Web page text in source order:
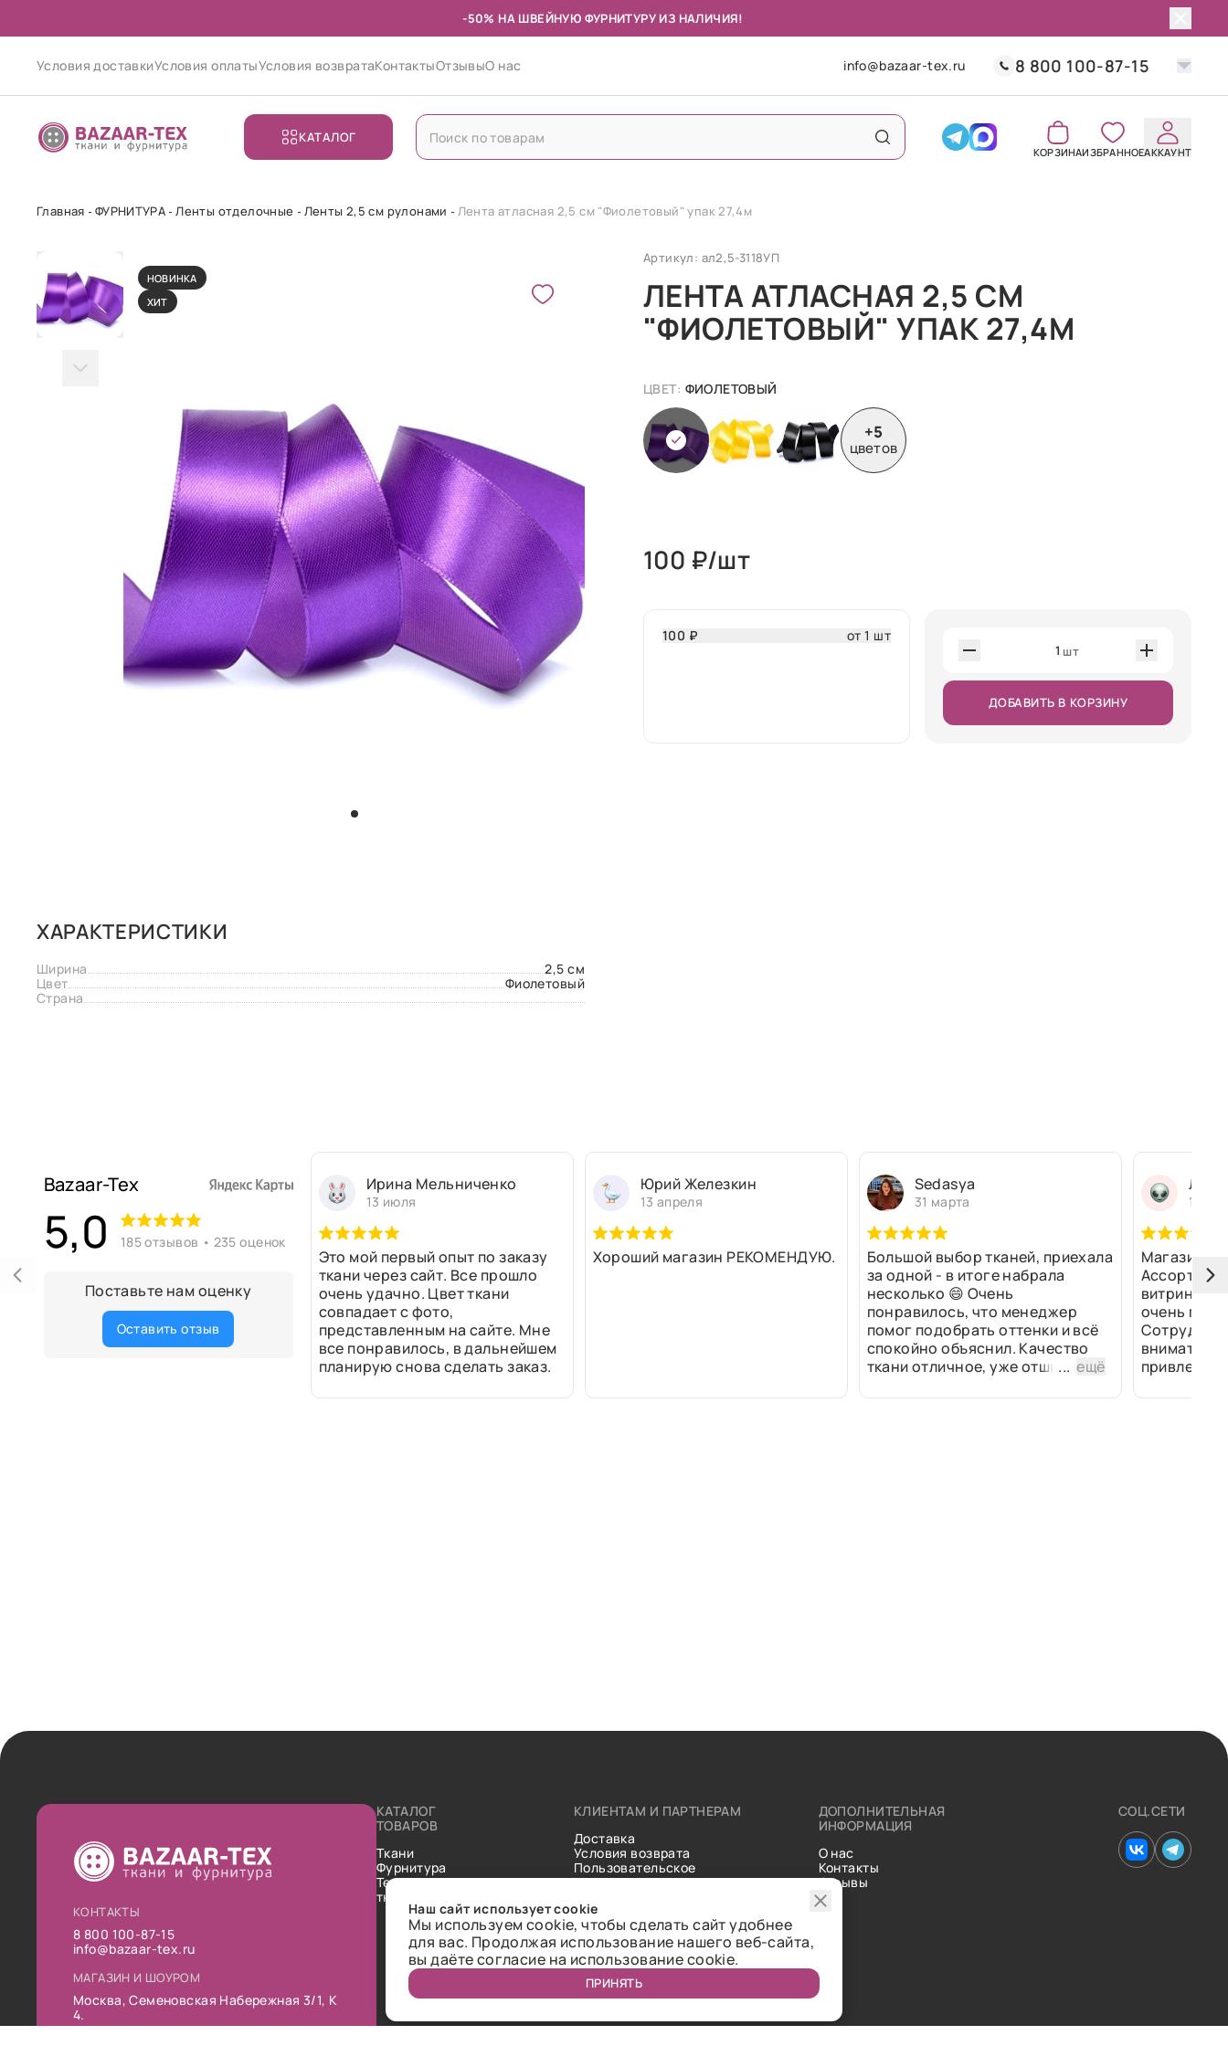
-50% НА ШВЕЙНУЮ ФУРНИТУРУ ИЗ НАЛИЧИЯ!
Условия доставкиУсловия оплатыУсловия возвратаКонтактыОтзывыО нас info@bazaar-tex.ru 8 800 100-87-15
КАТАЛОГ
КОРЗИНАИЗБРАННОЕАККАУНТ
Главная ФУРНИТУРА Ленты отделочные Ленты 2,5 см рулонами Лента атласная 2,5 см "Фиолетовый" упак 27,4м
НОВИНКА
ХИТ
Артикул: ал2,5-3118УП
ЛЕНТА АТЛАСНАЯ 2,5 СМ
"ФИОЛЕТОВЫЙ" УПАК 27,4М
ЦВЕТ: ФИОЛЕТОВЫЙ
+5
цветов
100 ₽/шт
100 ₽ от 1 шт
1 шт
ДОБАВИТЬ В КОРЗИНУ
ХАРАКТЕРИСТИКИ
Ширина
2,5 см
Цвет
Фиолетовый
Страна
Bazaar-Tex
5,0 185 отзывов • 235 оценок
Поставьте нам оценку
Оставить отзыв
Ирина Мельниченко
13 июля
Это мой первый опыт по заказу
ткани через сайт. Все прошло
очень удачно. Цвет ткани
совпадает с фото,
представленным на сайте. Мне
все понравилось, в дальнейшем
планирую снова сделать заказ.
Юрий Железкин
13 апреля
Хороший магазин РЕКОМЕНДУЮ.
Sedasya
31 марта
Большой выбор тканей, приехала
за одной - в итоге набрала
несколько 😄 Очень
понравилось, что менеджер
помог подобрать оттенки и всё
спокойно объяснил. Качество
ткани отличное, уже отшили...ещё
13
Магазин
витринах
очень
привлек
рулоны
КОНТАКТЫ
8 800 100-87-15
info@bazaar-tex.ru
МАГАЗИН И ШОУРОМ
Москва, Семеновская Набережная 3/1, К
4.
КАТАЛОГ
ТОВАРОВ
Ткани
Фурнитура
Технические
ткани
КЛИЕНТАМ И ПАРТНЕРАМ
Доставка
Условия возврата
Пользовательское
соглашение
Статьи
ДОПОЛНИТЕЛЬНАЯ
ИНФОРМАЦИЯ
О нас
Контакты
Отзывы
СОЦ.СЕТИ
Наш сайт использует cookie
Мы используем cookie, чтобы сделать сайт удобнее
для вас. Продолжая использование нашего веб-сайта,
вы даёте согласие на использование cookie.
ПРИНЯТЬ